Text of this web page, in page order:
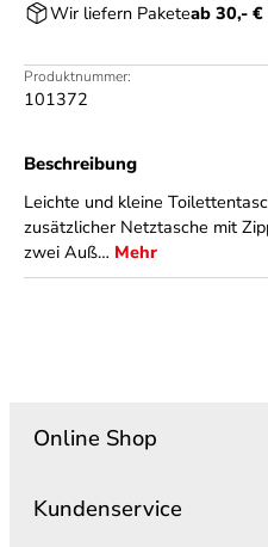
Wir liefern Paketeab 30,-
Produktnummer:
101372
Beschreibung
Leichte und kleine
zusätzlicher Netztasche mit
zwei Auß… Mehr
Online Shop
Kundenservice